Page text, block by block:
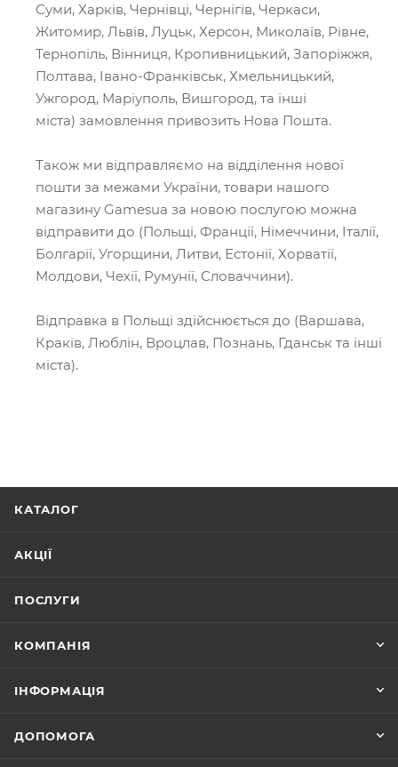
Суми, Харків, Чернівці, Чернігів, Черкаси,
Житомир, Львів, Луцьк, Херсон, Миколаїв, Рівне,
Тернопіль, Вінниця, Кропивницький, Запоріжжя,
Полтава, Івано-Франківськ, Хмельницький,
Ужгород, Маріуполь, Вишгород, та інші
міста) замовлення привозить Нова Пошта.
Також ми відправляємо на відділення нової
пошти за межами України, товари нашого
магазину Gamesua за новою послугою можна
відправити до (Польщі, Франції, Німеччини, Італії,
Болгарії, Угорщини, Литви, Естонії, Хорватії,
Молдови, Чехії, Румунії, Словаччини).
Відправка в Польщі здійснюється до (Варшава,
Краків, Люблін, Вроцлав, Познань, Гданськ та інші
міста).
КАТАЛОГ
АКЦІЇ
ПОСЛУГИ
КОМПАНІЯ
ІНФОРМАЦІЯ
ДОПОМОГА